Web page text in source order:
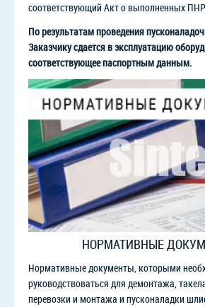
соответствующий Акт о выполненных
По результатам проведения
Заказчику сдается в эксплуатацию
соответствующее паспортным данным.
НОРМАТИВНЫЕ
Нормативные документы, которыми
руководствоваться для демонтажа,
перевозки и монтажа и пусконаладки